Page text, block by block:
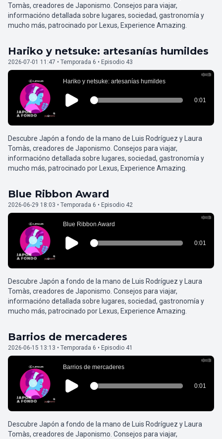
Tomàs, creadores de Japonismo. Consejos para viajar,
informacióno detallada sobre lugares, sociedad, gastronomía y
mucho más, patrocinado por Lexus, Experience Amazing.
Hariko y netsuke: artesanías humildes
2026-07-01 11:47 • Temporada 6 • Episodio 43
Descubre Japón a fondo de la mano de Luis Rodríguez y Laura
Tomàs, creadores de Japonismo. Consejos para viajar,
informacióno detallada sobre lugares, sociedad, gastronomía y
mucho más, patrocinado por Lexus, Experience Amazing.
Blue Ribbon Award
2026-06-29 18:03 • Temporada 6 • Episodio 42
Descubre Japón a fondo de la mano de Luis Rodríguez y Laura
Tomàs, creadores de Japonismo. Consejos para viajar,
informacióno detallada sobre lugares, sociedad, gastronomía y
mucho más, patrocinado por Lexus, Experience Amazing.
Barrios de mercaderes
2026-06-15 13:13 • Temporada 6 • Episodio 41
Descubre Japón a fondo de la mano de Luis Rodríguez y Laura
Tomàs, creadores de Japonismo. Consejos para viajar,